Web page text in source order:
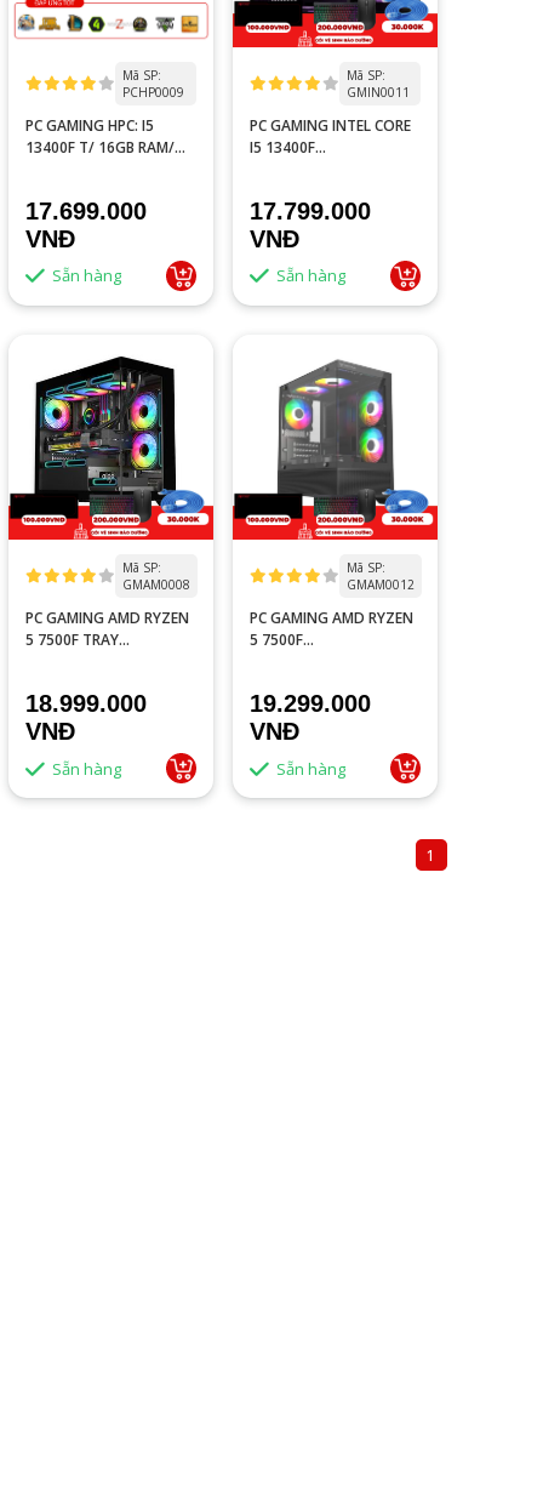
Mã SP:
PCHP0009
PC GAMING HPC: I5
13400F T/ 16GB RAM/
17.699.000
VNĐ
Sẵn hàng
Mã SP:
GMIN0011
PC GAMING INTEL CORE
I5 13400F
17.799.000
VNĐ
Sẵn hàng
Mã SP:
GMAM0008
PC GAMING AMD RYZEN
5 7500F TRAY
6GB/GTX 1660S 6GB
18.999.000
VNĐ
Sẵn hàng
Mã SP:
GMAM0012
PC GAMING AMD RYZEN
5 7500F
19.299.000
VNĐ
Sẵn hàng
1